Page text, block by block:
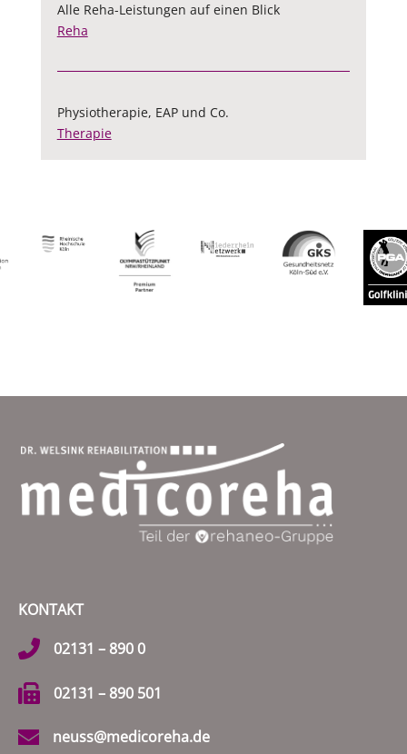
Alle Reha-Leistungen auf einen Blick
Reha
Physiotherapie, EAP und Co.
Therapie
KONTAKT
02131 – 890 0
02131 – 890 501
neuss@medicoreha.de